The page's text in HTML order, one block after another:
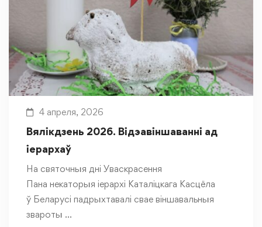
4 апреля, 2026
Вялікдзень 2026. Відэавіншаванні ад
іерархаў
На святочныя дні Уваскрасення
Пана некаторыя іерархі Каталіцкага Касцёла
ў Беларусі падрыхтавалі свае віншавальныя
звароты …